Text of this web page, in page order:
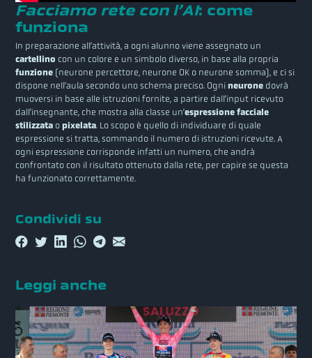
Facciamo rete con l’AI: come
funziona
In preparazione all’attività, a ogni alunno viene assegnato un
cartellino con un colore e un simbolo diverso, in base alla propria
funzione (neurone percettore, neurone OK o neurone somma), e ci si
dispone nell’aula secondo uno schema preciso. Ognineurone dovrà
muoversi in base alle istruzioni fornite, a partire dall’input ricevuto
dall’insegnante, che mostra alla classe un’espressione facciale
stilizzata opixelata. Lo scopo è quello di individuare di quale
espressione si tratta, sommando il numero di istruzioni ricevute. A
ogni espressione corrisponde infatti un numero, che andrà
confrontato con il risultato ottenuto dalla rete, per capire se questa
ha funzionato correttamente.
Condividi su
Leggi anche